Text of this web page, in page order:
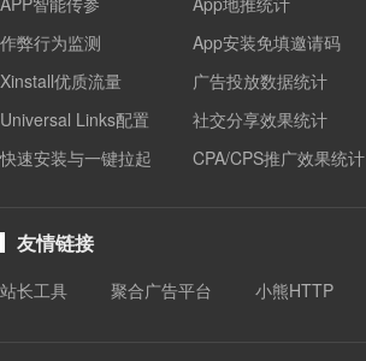
作弊行为监测
Xinstall优质流量
Universal Links配置
快速安装与一键拉起
App安装免填邀请码
广告投放数据统计
社交分享效果统计
CPA/CPS推广效果统计
友情链接
站长工具 聚合广告平台 小熊HTTP